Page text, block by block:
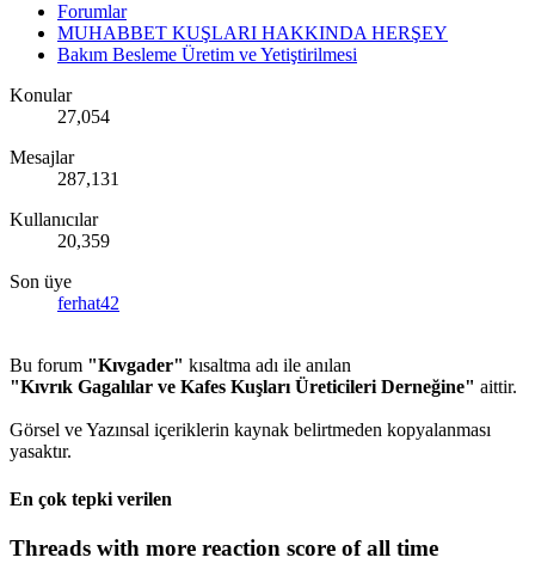
Forumlar
MUHABBET KUŞLARI HAKKINDA HERŞEY
Bakım Besleme Üretim ve Yetiştirilmesi
Konular
27,054
Mesajlar
287,131
Kullanıcılar
20,359
Son üye
ferhat42
Bu forum "Kıvgader" kısaltma adı ile anılan
"Kıvrık Gagalılar ve Kafes Kuşları Üreticileri Derneğine" aittir.
Görsel ve Yazınsal içeriklerin kaynak belirtmeden kopyalanması
yasaktır.
En çok tepki verilen
Threads with more reaction score of all time